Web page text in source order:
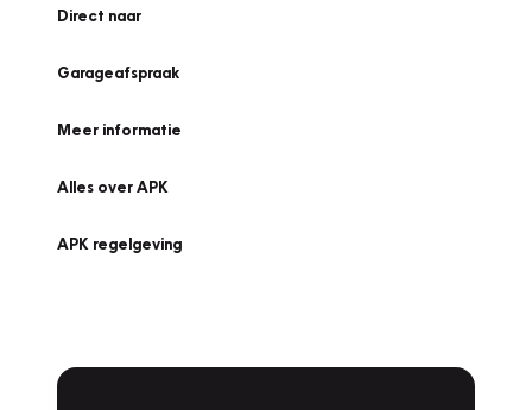
Direct naar
Garageafspraak
Meer informatie
Alles over APK
APK regelgeving